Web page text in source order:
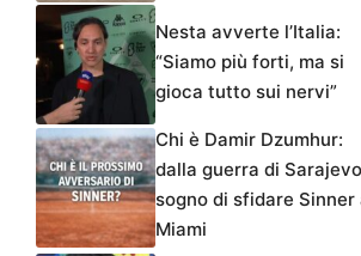
Nesta avverte l’Italia:
“Siamo più forti, ma si
gioca tutto sui nervi”
Chi è Damir Dzumhur:
dalla guerra di
sogno di sfidare Sinner
Miami